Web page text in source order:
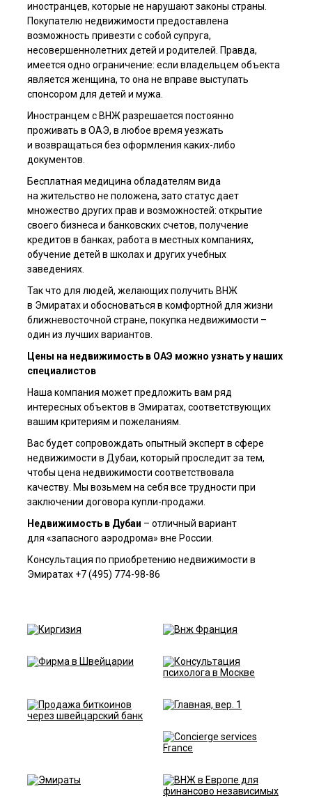
иностранцев, которые не нарушают законы страны.
Покупателю недвижимости предоставлена
возможность привезти с собой супруга,
несовершеннолетних детей и родителей. Правда,
имеется одно ограничение: если владельцем объекта
является женщина, то она не вправе выступать
спонсором для детей и мужа.
Иностранцем с ВНЖ разрешается постоянно
проживать в ОАЭ, в любое время уезжать
и возвращаться без оформления каких-либо
документов.
Бесплатная медицина обладателям вида
на жительство не положена, зато статус дает
множество других прав и возможностей: открытие
своего бизнеса и банковских счетов, получение
кредитов в банках, работа в местных компаниях,
обучение детей в школах и других учебных
заведениях.
Так что для людей, желающих получить ВНЖ
в Эмиратах и обосноваться в комфортной для жизни
ближневосточной стране, покупка недвижимости –
один из лучших вариантов.
Цены на недвижимость в ОАЭ можно узнать у наших
специалистов
Наша компания может предложить вам ряд
интересных объектов в Эмиратах, соответствующих
вашим критериям и пожеланиям.
Вас будет сопровождать опытный эксперт в сфере
недвижимости в Дубаи, который проследит за тем,
чтобы цена недвижимости соответствовала
качеству. Мы возьмем на себя все трудности при
заключении договора купли-продажи.
Недвижимость в Дубаи – отличный вариант
для «запасного аэродрома» вне России.
Консультация по приобретению недвижимости в
Эмиратах +7 (495) 774-98-86